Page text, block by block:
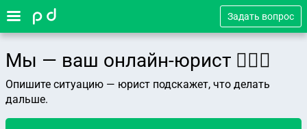
Задать вопрос
Мы — ваш онлайн-юрист 👨🏻‍⚖️
Опишите ситуацию — юрист подскажет, что делать
дальше.